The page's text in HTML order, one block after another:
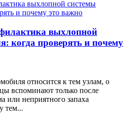
выхлопной
когда проверять и почему
относится к тем узлам, о
вспоминают только после
или неприятного запаха
тем...